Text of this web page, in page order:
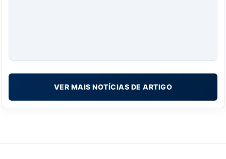
VER MAIS NOTÍCIAS DE ARTIGO